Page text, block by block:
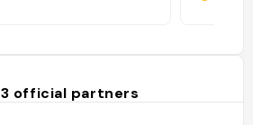
3 official partners